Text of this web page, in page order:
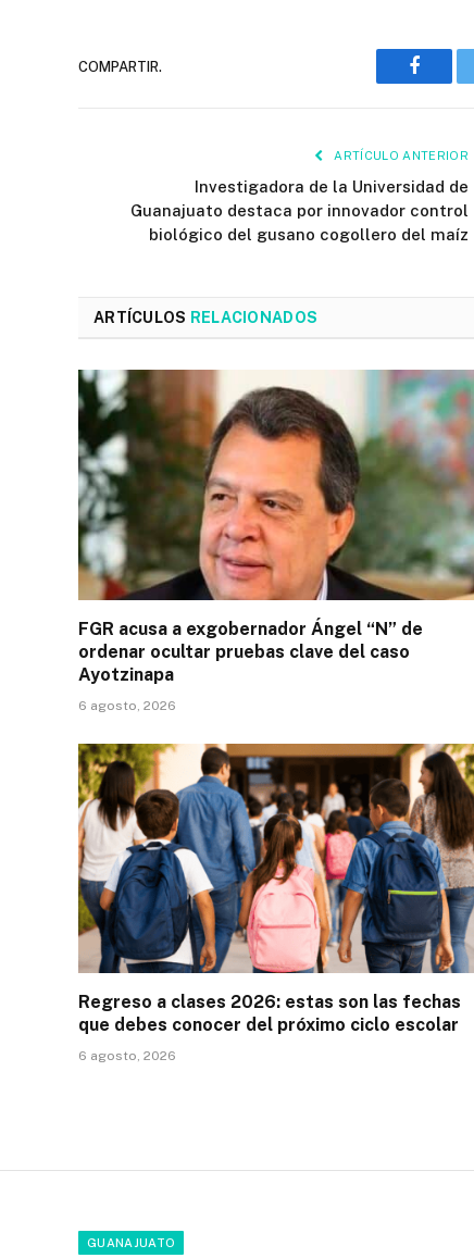
COMPARTIR.
ARTÍCULO ANTERIOR
Investigadora de la Universidad de
Guanajuato destaca por innovador control
biológico del gusano cogollero del maíz
ARTÍCULOS RELACIONADOS
FGR acusa a exgobernador Ángel “N” de
ordenar ocultar pruebas clave del caso
Ayotzinapa
6 agosto, 2026
Regreso a clases 2026: estas son las fechas
que debes conocer del próximo ciclo escolar
6 agosto, 2026
GUANAJUATO